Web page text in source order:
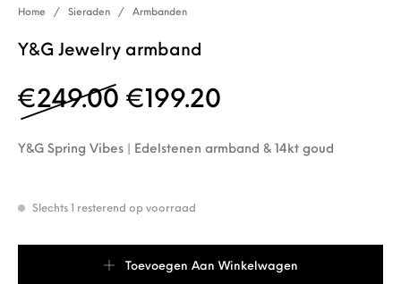
Home / Sieraden / Armbanden
Y&G Jewelry armband
€249.00 Oorspronkelijke prijs
€ 199.20
Y&G Spring Vibes | Edelstenen armband & 14kt goud
Slechts 1 resterend op voorraad
Toevoegen Aan Winkelwagen